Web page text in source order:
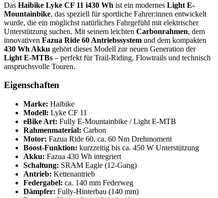
Das Haibike Lyke CF 11 i430 Wh ist ein modernes Light E-
Mountainbike, das speziell für sportliche Fahrer:innen entwickelt
wurde, die ein möglichst natürliches Fahrgefühl mit elektrischer
Unterstützung suchen. Mit seinem leichten Carbonrahmen, dem
innovativen Fazua Ride 60 Antriebssystem und dem kompakten
430 Wh Akku gehört dieses Modell zur neuen Generation der
Light E-MTBs – perfekt für Trail-Riding, Flowtrails und technisch
anspruchsvolle Touren.
Eigenschaften
Marke: Haibike
Modell: Lyke CF 11
eBike Art: Fully E-Mountainbike / Light E-MTB
Rahmenmaterial: Carbon
Motor: Fazua Ride 60, ca. 60 Nm Drehmoment
Boost-Funktion: kurzzeitig bis ca. 450 W Unterstützung
Akku: Fazua 430 Wh integriert
Schaltung: SRAM Eagle (12-Gang)
Antrieb: Kettenantrieb
Federgabel: ca. 140 mm Federweg
Dämpfer: Fully-Hinterbau (140 mm)